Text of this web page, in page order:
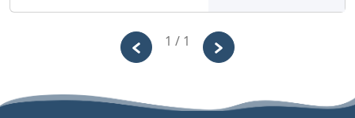
Fondamental
1 / 1